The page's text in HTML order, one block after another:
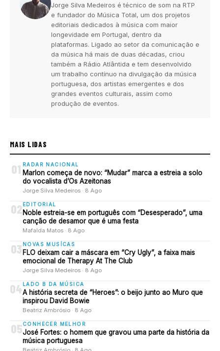
Jorge Silva Medeiros é técnico de som na RTP
e fundador do Música Total, um dos projetos
editoriais dedicados à música com maior
longevidade em Portugal, dentro da
plataformas. Ligado ao setor da comunicação e
da música há mais de duas décadas, criou
também a Rádio Atlântida e tem desenvolvido
um trabalho contínuo na divulgação da música
portuguesa, dos artistas emergentes e dos
grandes eventos culturais, assim como
produção de eventos.
MAIS LIDAS
01 RADAR NACIONAL
Marlon começa de novo: “Mudar” marca a estreia a solo
do vocalista d’Os Azeitonas
Jorge Silva Medeiros · 8 Ago
02 EDITORIAL
Noble estreia-se em português com “Desesperado”, uma
canção de desamor que é uma festa
Mafalda Matos · 8 Ago
03 NOVAS MUSÍCAS
FLO deixam cair a máscara em “Cry Ugly”, a faixa mais
emocional de Therapy At The Club
Jorge Silva Medeiros · 8 Ago
04LADO B DA MÚSICA
A história secreta de “Heroes”: o beijo junto ao Muro que
inspirou David Bowie
Beatriz Ambrósio · 8 Ago
05 CONHECER MELHOR
José Fortes: o homem que gravou uma parte da história da
música portuguesa